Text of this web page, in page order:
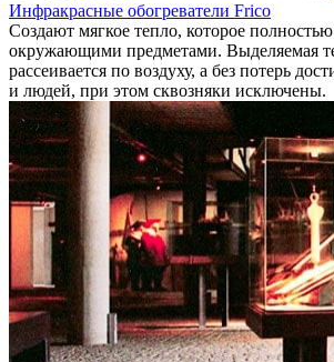
Инфракрасные обогреватели Frico
Создают мягкое тепло, которое
окружающими предметами. Выделяемая
рассеивается по воздуху, а без потерь
и людей, при этом сквозняки исключены.